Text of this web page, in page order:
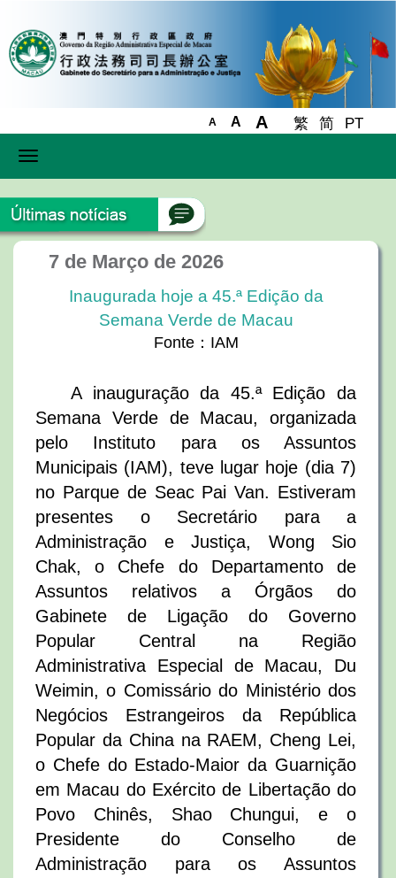
A A A 繁 简 PT
Toggle
navigation
7 de Março de 2026
Inaugurada hoje a 45.ª Edição da
Semana Verde de Macau
Fonte：IAM
A inauguração da 45.ª Edição da
Semana Verde de Macau, organizada
pelo Instituto para os Assuntos
Municipais (IAM), teve lugar hoje (dia 7)
no Parque de Seac Pai Van. Estiveram
presentes o Secretário para a
Administração e Justiça, Wong Sio
Chak, o Chefe do Departamento de
Assuntos relativos a Órgãos do
Gabinete de Ligação do Governo
Popular Central na Região
Administrativa Especial de Macau, Du
Weimin, o Comissário do Ministério dos
Negócios Estrangeiros da República
Popular da China na RAEM, Cheng Lei,
o Chefe do Estado-Maior da Guarnição
em Macau do Exército de Libertação do
Povo Chinês, Shao Chungui, e o
Presidente do Conselho de
Administração para os Assuntos